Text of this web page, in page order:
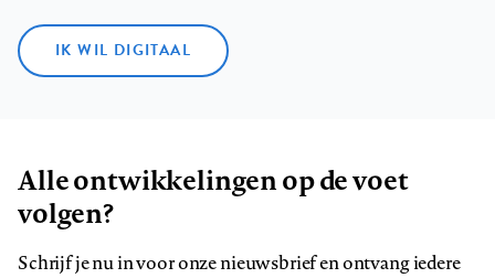
IK WIL DIGITAAL
Alle ontwikkelingen op de voet
volgen?
Schrijf je nu in voor onze nieuwsbrief en ontvang iedere